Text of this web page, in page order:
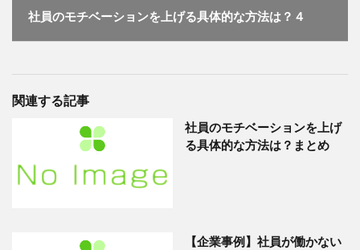
社員のモチベーションを上げる具体的な方法は？４
関連する記事
社員のモチベーションを上げ
る具体的な方法は？まとめ
【企業事例】社員が働かない